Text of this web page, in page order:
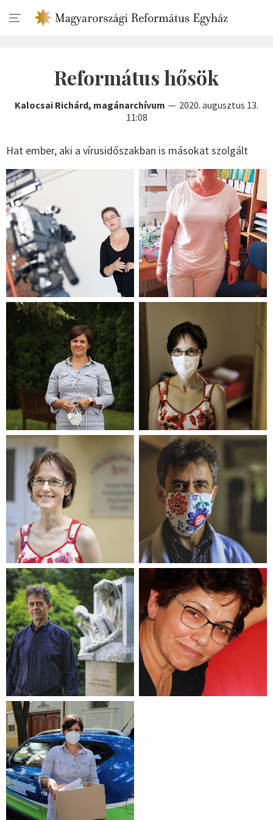
Református hősök
Kalocsai Richárd, magánarchívum
2020. augusztus 13.
11:08
Hat ember, aki a vírusidőszakban is másokat szolgált